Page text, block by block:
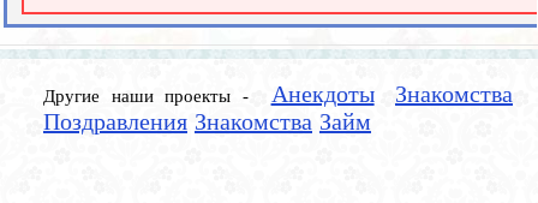
Другие наши проекты - Анекдоты
Знакомства
Поздравления Знакомства Займ